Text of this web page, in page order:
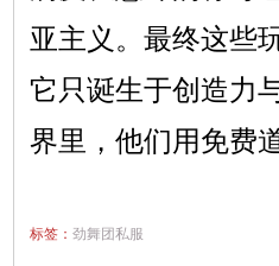
亚主义。最终这些
它只诞生于创造力
界里，他们用免费
标签： 劲舞团私服